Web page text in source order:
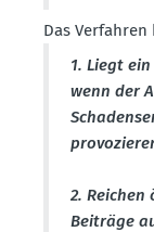
Das
1. Liegt
wenn der
2.
Beiträge